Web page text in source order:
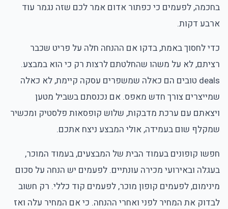
בחכמה, לפעמים כי כפתור אדום אמר לכם שזה נגמר עוד
ארבע דקות.
כדי לחסוך באמת, בדקו אם ההנחה חלה על פריט שכבר
רציתם, לא על משהו שהחלטתם לרצות רק כי הוא במבצע.
deals טובים הם כאלה שמשפרים עסקה קיימת, לא כאלה
שמייצרים צורך חדש מאפס. אם נכנסתם בשביל מטען
ויצאתם עם ערכת מדבקות, שלוש קופסאות פלסטיק ומכשיר
שמקלף שום בעמידה, אולי המבצע ניצח אתכם.
חפשו קופונים בעמוד הבית של המבצעים, בעמוד המוכר,
בעגלה ובאירועי מכירה עונתיים. לפעמים יש הנחה על סכום
מינימום, לפעמים קופון מוכר, לפעמים קוד כללי. רק חשוב
לבדוק את המחיר לפני ואחרי ההנחה. כי אם המחיר עלה ואז